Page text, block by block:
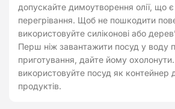
допускайте димоутворення олії, що
перегрівання. Щоб не пошкодити
використовуйте силіконові або
Перш ніж завантажити посуд у воду
приготування, дайте йому
використовуйте посуд як контейнер
продуктів.